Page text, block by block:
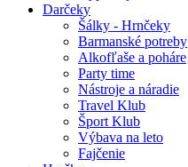
Darčeky
Šálky - Hrnčeky
Barmanské potreby
Alkofľaše a poháre
Party time
Nástroje a náradie
Travel Klub
Šport Klub
Výbava na leto
Fajčenie